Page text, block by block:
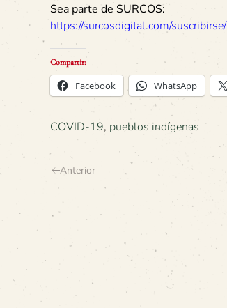
Sea parte de SURCOS:
https://surcosdigital.com/suscribirse/
Compartir:
Facebook WhatsApp
COVID-19, pueblos indígenas
Anterior